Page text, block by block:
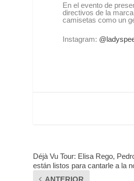
En el evento de
directivos de la
camisetas como un
Instagram:
Déjà Vu Tour: Elisa Rego,
están listos para cantarle a la
ANTERIOR